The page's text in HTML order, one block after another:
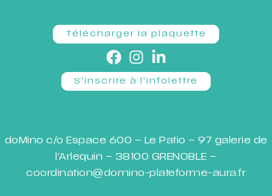
Télécharger la plaquette
S'inscrire à l'infolettre
doMino c/o Espace 600 – Le Patio – 97 galerie de
l’Arlequin – 38100 GRENOBLE –
coordination@domino-plateforme-aura.fr